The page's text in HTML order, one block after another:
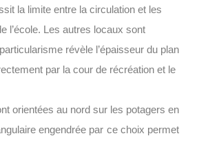
la limite entre la circulation et les
l’école. Les autres locaux sont
révèle l’épaisseur du plan
par la cour de récréation et le
orientées au nord sur les potagers en
engendrée par ce choix permet